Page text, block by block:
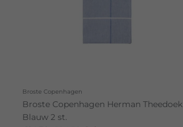
Broste Copenhagen
Broste Copenhagen Herman Theedoek
Blauw 2 st.